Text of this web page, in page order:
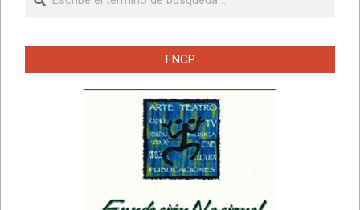
FNCP